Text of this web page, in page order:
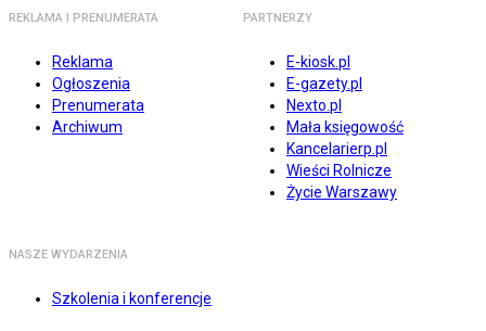
REKLAMA I PRENUMERATA
Reklama
Ogłoszenia
Prenumerata
Archiwum
PARTNERZY
E-kiosk.pl
E-gazety.pl
Nexto.pl
Mała księgowość
Kancelarierp.pl
Wieści Rolnicze
Życie Warszawy
NASZE WYDARZENIA
Szkolenia i konferencje